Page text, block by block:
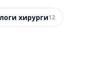
хирурги12